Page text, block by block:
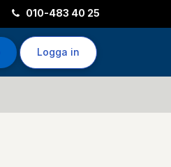
010-483 40 25
Logga in